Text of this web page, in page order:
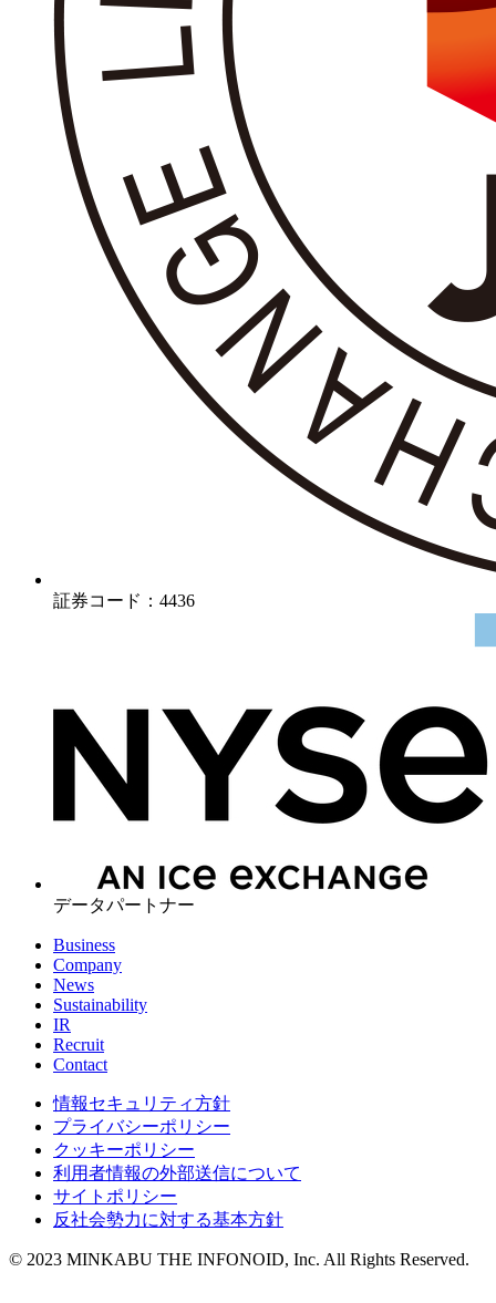
証券コード：4436
データパートナー
Business
Company
News
Sustainability
IR
Recruit
Contact
情報セキュリティ方針
プライバシーポリシー
クッキーポリシー
利用者情報の外部送信について
サイトポリシー
反社会勢力に対する基本方針
© 2023 MINKABU THE INFONOID, Inc. All Rights Reserved.